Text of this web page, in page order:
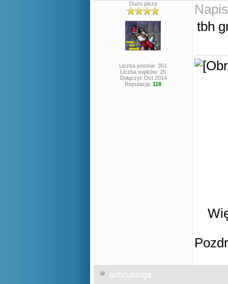
Dużo pisze
Liczba postów: 351
Liczba wątków: 25
Dołączył: Oct 2014
Reputacja: 118
tbh
anhculonga